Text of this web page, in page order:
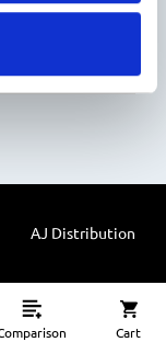
Cart
AJ Distribution